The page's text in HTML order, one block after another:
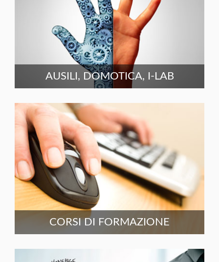
AUSILI, DOMOTICA, I-LAB
CORSI DI FORMAZIONE